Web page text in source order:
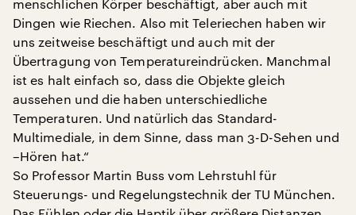
menschlichen Körper beschäftigt, aber auch mit
Dingen wie Riechen. Also mit Teleriechen haben wir
uns zeitweise beschäftigt und auch mit der
Übertragung von Temperatureindrücken. Manchmal
ist es halt einfach so, dass die Objekte gleich
aussehen und die haben unterschiedliche
Temperaturen. Und natürlich das Standard-
Multimediale, in dem Sinne, dass man 3-D-Sehen und
–Hören hat.“
So Professor Martin Buss vom Lehrstuhl für
Steuerungs- und Regelungstechnik der TU München.